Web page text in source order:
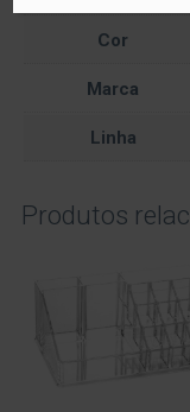
Cor
Marca
Linha
Produtos